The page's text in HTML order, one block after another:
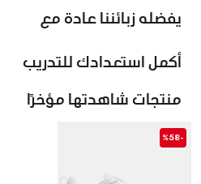
يفضله زبائننا عادة مع
أكمل استعدادك للتدريب
منتجات شاهدتها مؤخرًا
-%58